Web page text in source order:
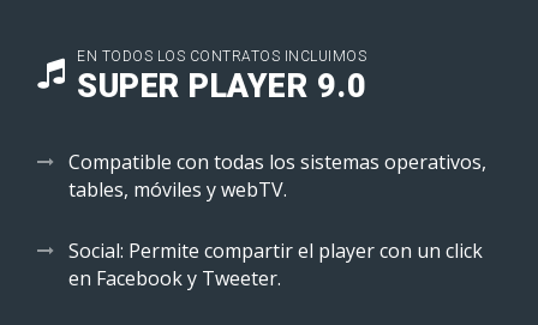
EN TODOS LOS CONTRATOS INCLUIMOS
SUPER PLAYER 9.0
Compatible con todas los sistemas operativos,
tables, móviles y webTV.
Social: Permite compartir el player con un click
en Facebook y Tweeter.